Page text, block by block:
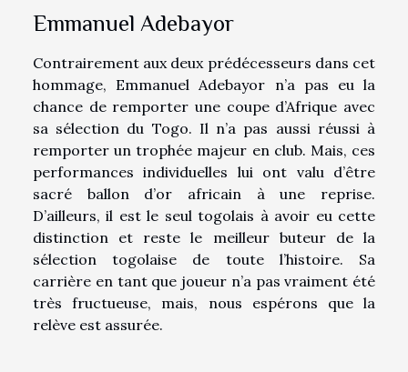
Emmanuel Adebayor
Contrairement aux deux prédécesseurs dans cet
hommage, Emmanuel Adebayor n’a pas eu la
chance de remporter une coupe d’Afrique avec
sa sélection du Togo. Il n’a pas aussi réussi à
remporter un trophée majeur en club. Mais, ces
performances individuelles lui ont valu d’être
sacré ballon d’or africain à une reprise.
D’ailleurs, il est le seul togolais à avoir eu cette
distinction et reste le meilleur buteur de la
sélection togolaise de toute l’histoire. Sa
carrière en tant que joueur n’a pas vraiment été
très fructueuse, mais, nous espérons que la
relève est assurée.